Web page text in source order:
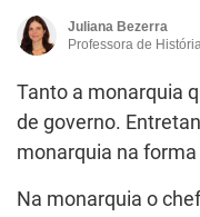
Juliana Bezerra
Professora de
Tanto a monarquia
de governo.
monarquia na
Na monarquia o